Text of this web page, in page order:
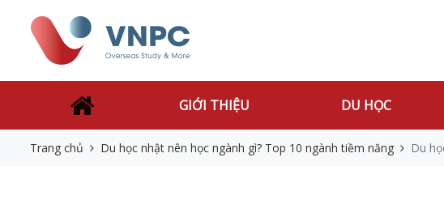
GIỚI THIỆU DU HỌC
Trang chủ Du học nhật nên học ngành gì? Top 10 ngành tiềm năng Du